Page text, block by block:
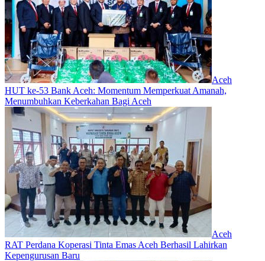
Aceh
HUT ke-53 Bank Aceh: Momentum Memperkuat Amanah,
Menumbuhkan Keberkahan Bagi Aceh
Aceh
RAT Perdana Koperasi Tinta Emas Aceh Berhasil Lahirkan
Kepengurusan Baru